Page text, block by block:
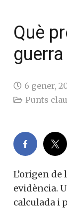
Què
guerra
6 gener,
Punts
L’origen de
evidència.
calculada i